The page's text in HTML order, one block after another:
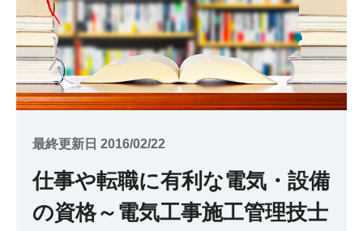
最終更新日 2016/02/22
仕事や転職に有利な電気・設備
の資格～電気工事施工管理技士